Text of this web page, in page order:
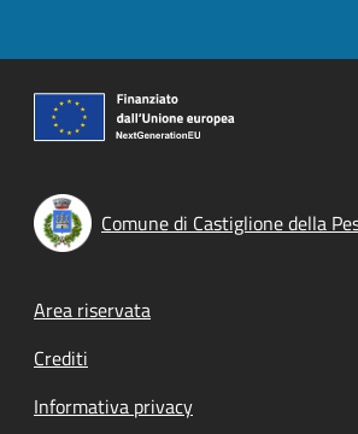
Comune di Castiglione della
Footer menu
Area riservata
Crediti
Informativa privacy